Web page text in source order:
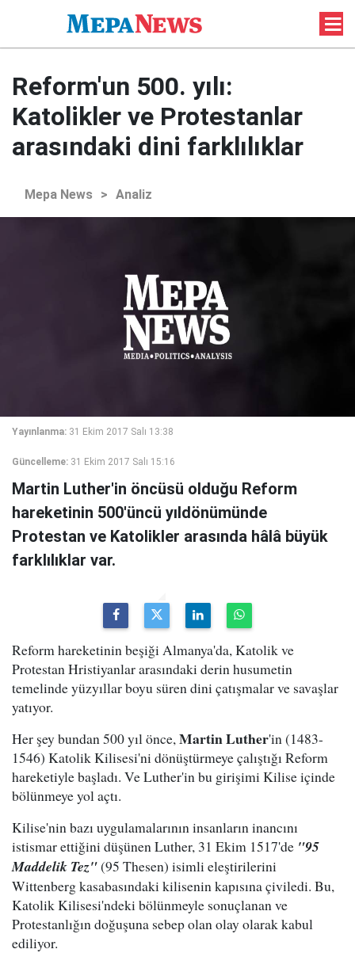
Reform'un 500. yılı:
Katolikler ve Protestanlar
arasındaki dini farklılıklar
Mepa News > Analiz
Yayınlanma: 31 Ekim 2017 Salı 13:38
Güncelleme: 31 Ekim 2017 Salı 15:16
Martin Luther'in öncüsü olduğu Reform
hareketinin 500'üncü yıldönümünde
Protestan ve Katolikler arasında hâlâ büyük
farklılıklar var.
Reform hareketinin beşiği Almanya'da, Katolik ve
Protestan Hristiyanlar arasındaki derin husumetin
temelinde yüzyıllar boyu süren dini çatışmalar ve savaşlar
yatıyor.
Her şey bundan 500 yıl önce,Martin Luther'in (1483-
1546) Katolik Kilisesi'ni dönüştürmeye çalıştığı Reform
hareketiyle başladı. Ve Luther'in bu girişimi Kilise içinde
bölünmeye yol açtı.
Kilise'nin bazı uygulamalarının insanların inancını
istismar ettiğini düşünen Luther, 31 Ekim 1517'de "95
Maddelik Tez"(95 Thesen) isimli eleştirilerini
Wittenberg kasabasındaki kilisenin kapısına çiviledi. Bu,
Katolik Kilisesi'ndeki bölünmeyle sonuçlanan ve
Protestanlığın doğuşuna sebep olan olay olarak kabul
ediliyor.